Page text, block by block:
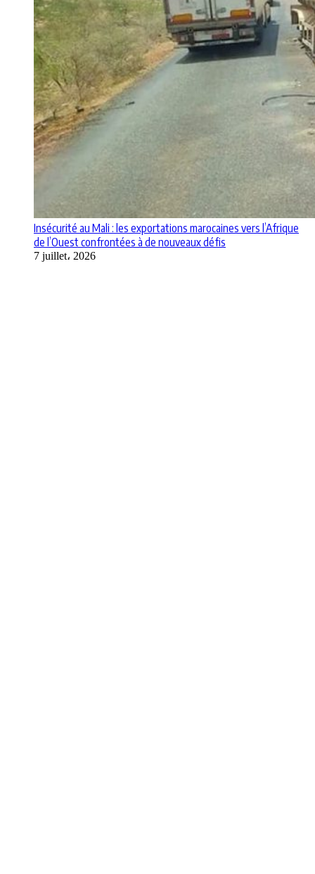
Insécurité au Mali : les exportations marocaines vers l’Afrique
de l’Ouest confrontées à de nouveaux défis
7 juillet، 2026